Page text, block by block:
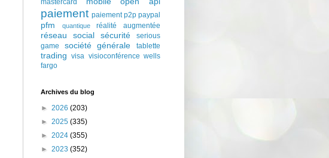
mastercard
paiement paiement p2p paypal
pfm quantique réalité augmentée
réseau social sécurité
serious
game
société générale tablette
trading visa visioconférence wells
fargo
Archives du blog
► 2026 (203)
► 2025 (335)
► 2024 (355)
► 2023 (352)